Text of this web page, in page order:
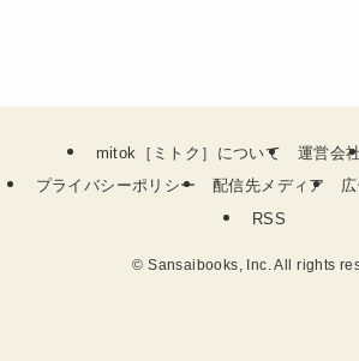
mitok［ミトク］について 運営会社
プライバシーポリシー
配信先メディア
RSS
© Sansaibooks, Inc. All rights